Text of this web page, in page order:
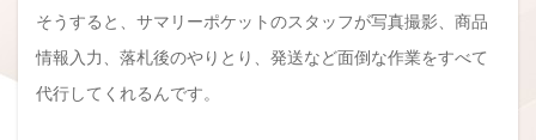
そうすると、サマリーポケットのスタッフが写真撮影、商品
情報入力、落札後のやりとり、発送など面倒な作業をすべて
代行してくれるんです。